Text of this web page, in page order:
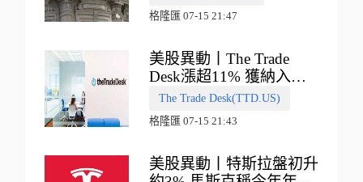
格隆匯 07-15 21:47
美股異動丨The Trade
Desk漲超11% 獲納入標
普500指數
The Trade Desk(TTD.US)
格隆匯 07-15 21:43
美股異動丨特斯拉盤初升